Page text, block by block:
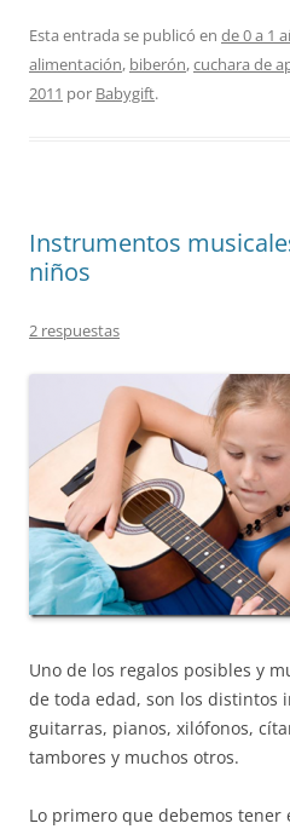
Esta entrada se publicó en de 0 a 1
alimentación, biberón,cuchara de
2011 por Babygift.
Instrumentos
niños
2 respuestas
Uno de los regalos posibles y
de toda edad, son los distintos
guitarras, pianos, xilófonos,
tambores y muchos otros.
Lo primero que debemos